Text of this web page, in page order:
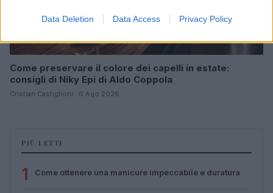
Data Deletion Data Access Privacy Policy
Come preservare il colore dei capelli in estate:
consigli di Niky Epi di Aldo Coppola
Cristian Castiglioni · 6 Ago 2026
PIÙ LETTI
1 Come ottenere una manicure impeccabile e duratura